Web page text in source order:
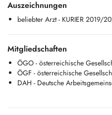
Stosswellen- und Eigenbluttherapie
Privatordination orthos.
Weiters leite ich die Kassen-
in Niederösterreich, wo ich auch
Expertise zur verfügung stehe.
Auszeichnungen
beliebter Arzt - KURIER 2019/
Mitgliedschaften
ÖGO - österreichische
ÖGF - österreichische
DAH - Deutsche